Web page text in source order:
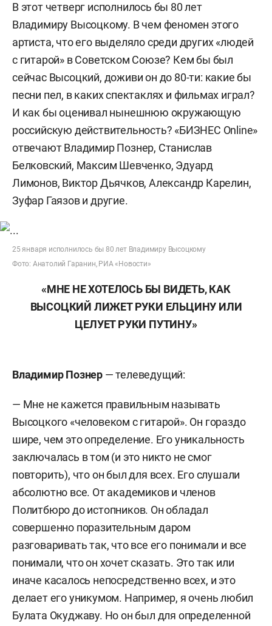
В этот четверг исполнилось бы 80 лет
Владимиру Высоцкому. В чем феномен этого
артиста, что его выделяло среди других «людей
с гитарой» в Советском Союзе? Кем бы был
сейчас Высоцкий, доживи он до 80-ти: какие бы
песни пел, в каких спектаклях и фильмах играл?
И как бы оценивал нынешнюю окружающую
российскую действительность? «БИЗНЕС Online»
отвечают Владимир Познер, Станислав
Белковский, Максим Шевченко, Эдуард
Лимонов, Виктор Дьячков, Александр Карелин,
Зуфар Гаязов и другие.
25 января исполнилось бы 80 лет Владимиру Высоцкому
Фото: Анатолий Гаранин, РИА «Новости»
«МНЕ НЕ ХОТЕЛОСЬ БЫ ВИДЕТЬ, КАК
ВЫСОЦКИЙ ЛИЖЕТ РУКИ ЕЛЬЦИНУ ИЛИ
ЦЕЛУЕТ РУКИ ПУТИНУ»
Владимир Познер — телеведущий:
— Мне не кажется правильным называть
Высоцкого «человеком с гитарой». Он гораздо
шире, чем это определение. Его уникальность
заключалась в том (и это никто не смог
повторить), что он был для всех. Его слушали
абсолютно все. От академиков и членов
Политбюро до истопников. Он обладал
совершенно поразительным даром
разговаривать так, что все его понимали и все
понимали, что он хочет сказать. Это так или
иначе касалось непосредственно всех, и это
делает его уникумом. Например, я очень любил
Булата Окуджаву. Но он был для определенной